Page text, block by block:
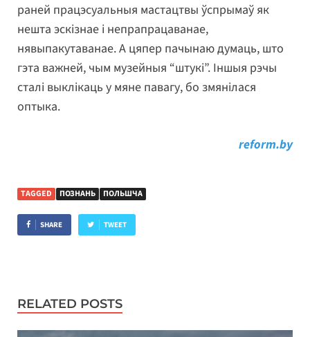
раней працэсуальныя мастацтвы ўспрымаў як
нешта эскізнае і непрапрацаванае,
нявыпакутаванае. А цяпер пачынаю думаць, што
гэта важней, чым музейныя “штукі”. Іншыя рэчы
сталі выклікаць у мяне павагу, бо змянілася
оптыка.
reform.by
TAGGED ПОЗНАНЬ ПОЛЬШЧА
SHARE TWEET
RELATED POSTS